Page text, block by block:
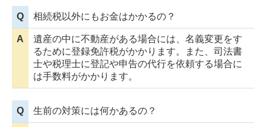
Q 相続税以外にもお金はかかるの？
A
遺産の中に不動産がある場合には、名義変更をす
るために登録免許税がかかります。また、司法書
士や税理士に登記や申告の代行を依頼する場合に
は手数料がかかります。
Q 生前の対策には何かあるの？